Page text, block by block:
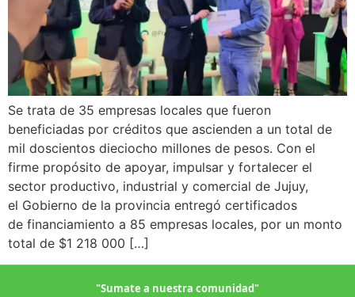
Se trata de 35 empresas locales que fueron
beneficiadas por créditos que ascienden a un total de
mil doscientos dieciocho millones de pesos. Con el
firme propósito de apoyar, impulsar y fortalecer el
sector productivo, industrial y comercial de Jujuy,
el Gobierno de la provincia entregó certificados
de financiamiento a 85 empresas locales, por un monto
total de $1 218 000 […]
"Sumate a nuestra comunidad"